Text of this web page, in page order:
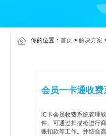
你的位置： 首页 > 解决方案
会员一卡通收
IC卡会员收费系统管理
件。可通过扫描枪进行
账扣款等工作。并结合